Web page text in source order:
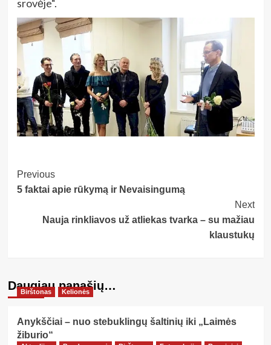
srovėje“.
Post
Navigation
Previous
5 faktai apie rūkymą ir Nevaisingumą
Next
Nauja rinkliavos už atliekas tvarka – su mažiau
klaustukų
Daugiau panašių…
Birštonas Kelionės
Anykščiai – nuo stebuklingų šaltinių iki „Laimės
žiburio“